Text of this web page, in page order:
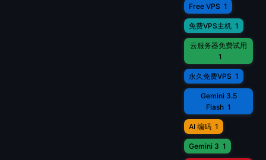
Free VPS 1
免费VPS主机 1
云服务器免费试用
1
永久免费VPS 1
Gemini 3.5
Flash 1
AI 编码 1
Gemini 3 1